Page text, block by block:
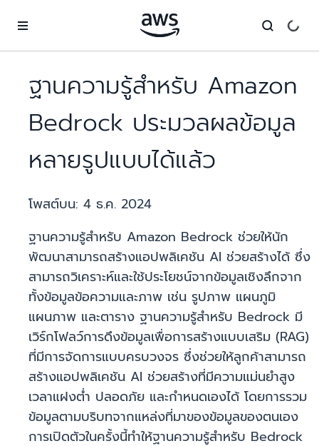
ฐานความรู้สำหรับ Amazon
Bedrock ประมวลผลข้อมูล
หลายรูปแบบได้แล้ว
โพสต์บน: 4 ธ.ค. 2024
ฐานความรู้สำหรับ Amazon Bedrock ช่วยให้นัก
พัฒนาสามารถสร้างแอปพลิเคชัน AI ช่วยสร้างได้ ซึ่ง
สามารถวิเคราะห์และใช้ประโยชน์จากข้อมูลเชิงลึกจาก
ทั้งข้อมูลข้อความและภาพ เช่น รูปภาพ แผนภูมิ
แผนภาพ และตาราง ฐานความรู้สำหรับ Bedrock มี
เวิร์กโฟลว์การดึงข้อมูลเพื่อการสร้างแบบเสริม (RAG)
ที่มีการจัดการแบบครบวงจร ซึ่งช่วยให้ลูกค้าสามารถ
สร้างแอปพลิเคชัน AI ช่วยสร้างที่มีความแม่นยำสูง
เวลาแฝงต่ำ ปลอดภัย และกำหนดเองได้ โดยการรวม
ข้อมูลตามบริบทจากแหล่งที่มาของข้อมูลของตนเอง
การเปิดตัวในครั้งนี้ทำให้ฐานความรู้สำหรับ Bedrock